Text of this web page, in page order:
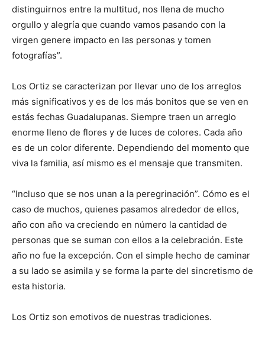
distinguirnos entre la multitud, nos llena de mucho
orgullo y alegría que cuando vamos pasando con la
virgen genere impacto en las personas y tomen
fotografías”.
Los Ortiz se caracterizan por llevar uno de los arreglos
más significativos y es de los más bonitos que se ven en
estás fechas Guadalupanas. Siempre traen un arreglo
enorme lleno de flores y de luces de colores. Cada año
es de un color diferente. Dependiendo del momento que
viva la familia, así mismo es el mensaje que transmiten.
“Incluso que se nos unan a la peregrinación”. Cómo es el
caso de muchos, quienes pasamos alrededor de ellos,
año con año va creciendo en número la cantidad de
personas que se suman con ellos a la celebración. Este
año no fue la excepción. Con el simple hecho de caminar
a su lado se asimila y se forma la parte del sincretismo de
esta historia.
Los Ortiz son emotivos de nuestras tradiciones.